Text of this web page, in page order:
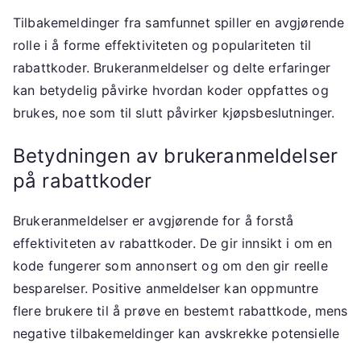
Tilbakemeldinger fra samfunnet spiller en avgjørende
rolle i å forme effektiviteten og populariteten til
rabattkoder. Brukeranmeldelser og delte erfaringer
kan betydelig påvirke hvordan koder oppfattes og
brukes, noe som til slutt påvirker kjøpsbeslutninger.
Betydningen av brukeranmeldelser
på rabattkoder
Brukeranmeldelser er avgjørende for å forstå
effektiviteten av rabattkoder. De gir innsikt i om en
kode fungerer som annonsert og om den gir reelle
besparelser. Positive anmeldelser kan oppmuntre
flere brukere til å prøve en bestemt rabattkode, mens
negative tilbakemeldinger kan avskrekke potensielle